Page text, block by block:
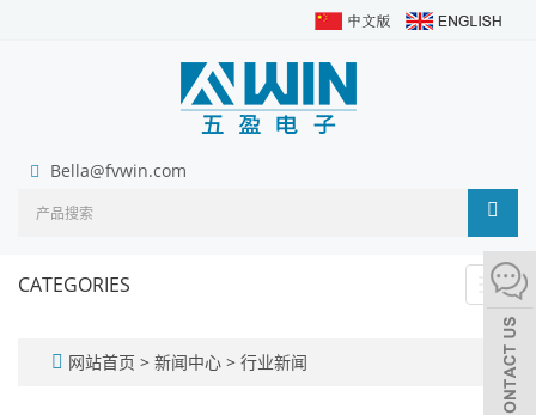
Bella@fvwin.com
CATEGORIES
网站首页 > 新闻中心 > 行业新闻